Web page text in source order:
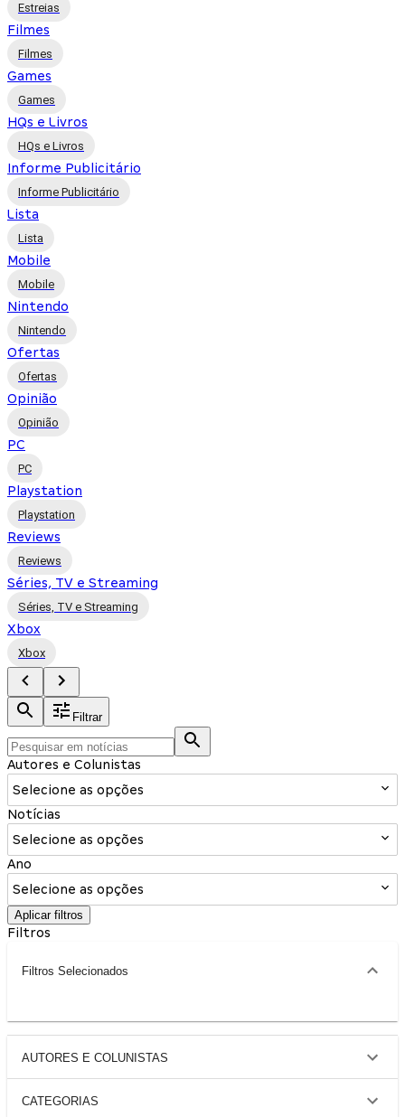
Estreias
Filmes
Filmes
Games
Games
HQs e Livros
HQs e Livros
Informe Publicitário
Informe Publicitário
Lista
Lista
Mobile
Mobile
Nintendo
Nintendo
Ofertas
Ofertas
Opinião
Opinião
PC
PC
Playstation
Playstation
Reviews
Reviews
Séries, TV e Streaming
Séries, TV e Streaming
Xbox
Xbox
Filtrar
Autores e Colunistas
Selecione as opções
Notícias
Selecione as opções
Ano
Selecione as opções
Aplicar filtros
Filtros
Filtros Selecionados
AUTORES E COLUNISTAS
CATEGORIAS